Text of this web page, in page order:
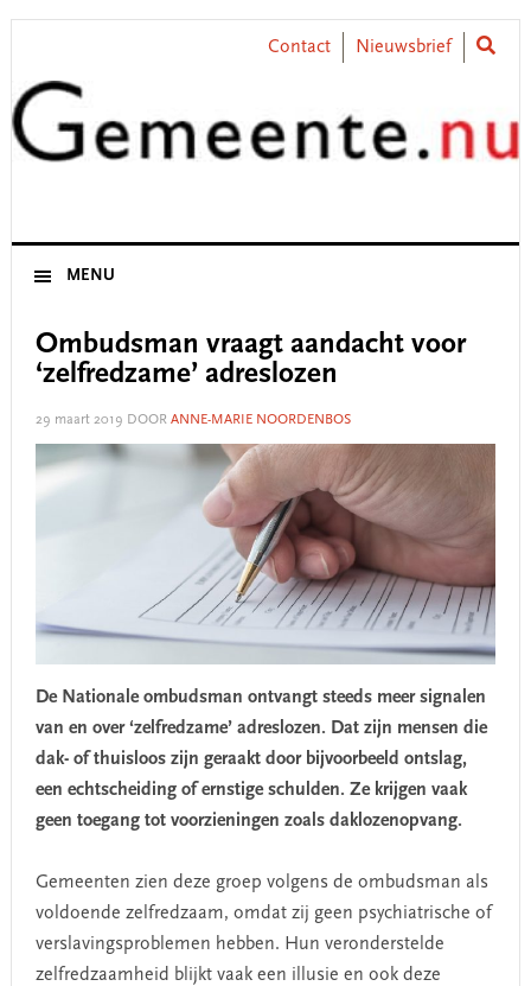
Skip
primary
navigation
Skip
content
Skip
primary
sidebar
Skip
footer
Contact Nieuwsbrief
MENU
Ombudsman vraagt aandacht voor
‘zelfredzame’ adreslozen
29 maart 2019 DOOR ANNE-MARIE NOORDENBOS
De Nationale ombudsman ontvangt steeds meer signalen
van en over ‘zelfredzame’ adreslozen. Dat zijn mensen die
dak- of thuisloos zijn geraakt door bijvoorbeeld ontslag,
een echtscheiding of ernstige schulden. Ze krijgen vaak
geen toegang tot voorzieningen zoals daklozenopvang.
Gemeenten zien deze groep volgens de ombudsman als
voldoende zelfredzaam, omdat zij geen psychiatrische of
verslavingsproblemen hebben. Hun veronderstelde
zelfredzaamheid blijkt vaak een illusie en ook deze